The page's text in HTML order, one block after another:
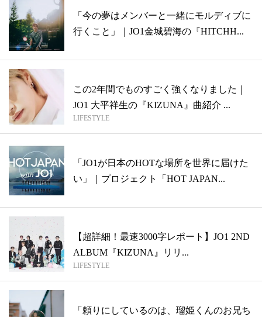
「今の夢はメンバーと一緒にモルディブに
行くこと」｜JO1金城碧海の『HITCHH...
この2年間でものすごく強くなりました｜
JO1 大平祥生の『KIZUNA』曲紹介 ...
LIFESTYLE
「JO1が日本のHOTな場所を世界に届けた
い」｜プロジェクト「HOT JAPAN...
【超詳細！最速3000字レポート】JO1 2ND
ALBUM『KIZUNA』リリ...
LIFESTYLE
「頼りにしているのは、瑠姫くんのお兄ち